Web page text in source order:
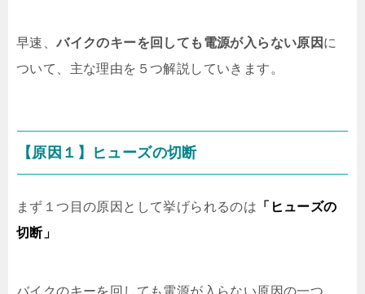
早速、バイクのキーを回しても電源が入らない原因 に
ついて、主な理由を５つ解説していきます。
【原因１】ヒューズの切断
まず１つ目の原因として挙げられるのは 「ヒューズの
切断」
バイクのキーを回しても電源が入らない原因の一つ